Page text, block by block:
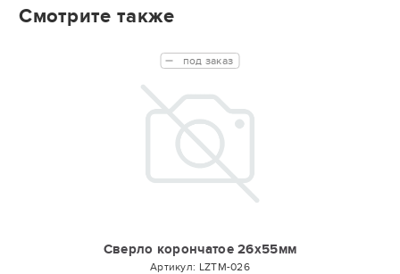
Смотрите также
Сверло корончатое 26х55мм
Артикул: LZTM-026
под заказ